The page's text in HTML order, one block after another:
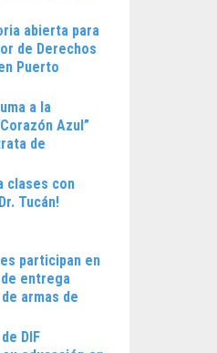
abierta para
de Derechos
Puerto
a la
Azul”
de
clases con
Tucán!
participan en
entrega
armas de
DIF